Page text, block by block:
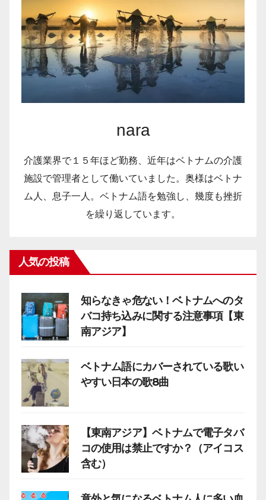
nara
介護業界で１５年ほど勤務、近年はベトナムの介護
施設で管理者として働いていました。奥様はベトナ
ム人、息子一人。ベトナム語を勉強し、幾度も挫折
を繰り返しています。
人気の投稿
知らなきゃ危ない！ベトナムへのタ
バコ持ち込みに関する注意事項【東
南アジア】
ベトナム語にカバーされている歌い
やすい日本の歌8曲
【東南アジア】ベトナムで電子タバ
コの使用は禁止ですか？（アイコス
含む）